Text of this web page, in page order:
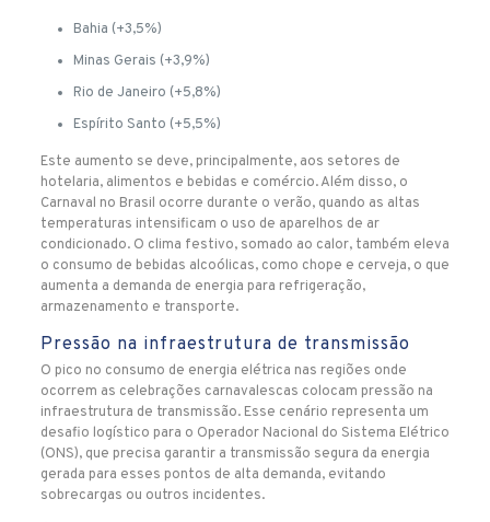
Bahia (+3,5%)
Minas Gerais (+3,9%)
Rio de Janeiro (+5,8%)
Espírito Santo (+5,5%)
Este aumento se deve, principalmente, aos setores de
hotelaria, alimentos e bebidas e comércio. Além disso, o
Carnaval no Brasil ocorre durante o verão, quando as altas
temperaturas intensificam o uso de aparelhos de ar
condicionado. O clima festivo, somado ao calor, também eleva
o consumo de bebidas alcoólicas, como chope e cerveja, o que
aumenta a demanda de energia para refrigeração,
armazenamento e transporte.
Pressão na infraestrutura de transmissão
O pico no consumo de energia elétrica nas regiões onde
ocorrem as celebrações carnavalescas colocam pressão na
infraestrutura de transmissão. Esse cenário representa um
desafio logístico para o Operador Nacional do Sistema Elétrico
(ONS), que precisa garantir a transmissão segura da energia
gerada para esses pontos de alta demanda, evitando
sobrecargas ou outros incidentes.